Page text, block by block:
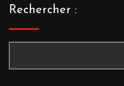
Rechercher :